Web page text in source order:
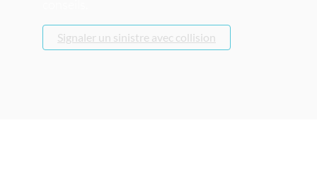
Signaler un sinistre avec collision